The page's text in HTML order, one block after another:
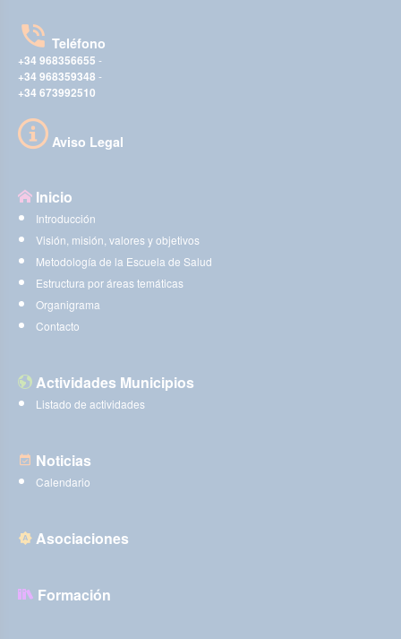
Teléfono
+34 968356655 -
+34 968359348 -
+34 673992510
Aviso Legal
Inicio
Introducción
Visión, misión, valores y objetivos
Metodología de la Escuela de Salud
Estructura por áreas temáticas
Organigrama
Contacto
Actividades Municipios
Listado de actividades
Noticias
Calendario
Asociaciones
Formación